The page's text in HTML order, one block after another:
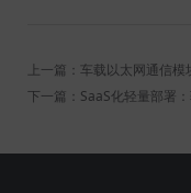
下一篇：SaaS化轻量部署